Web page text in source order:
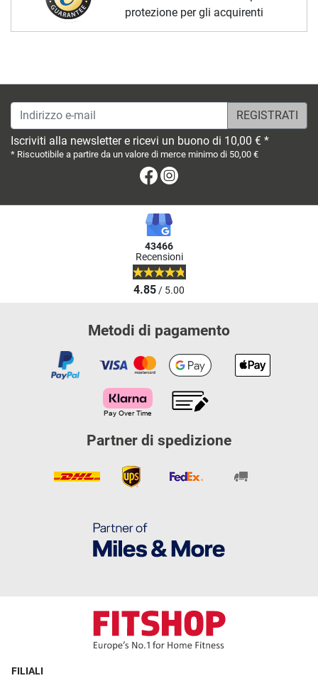
protezione per gli acquirenti
Indirizzo e-mail
Iscriviti alla newsletter e ricevi un buono di 10,00 € *
* Riscuotibile a partire da un valore di merce minimo di 50,00 €
Facebook
43466
Recensioni
4.85/ 5.00
Metodi di pagamento
Partner di spedizione
FILIALI